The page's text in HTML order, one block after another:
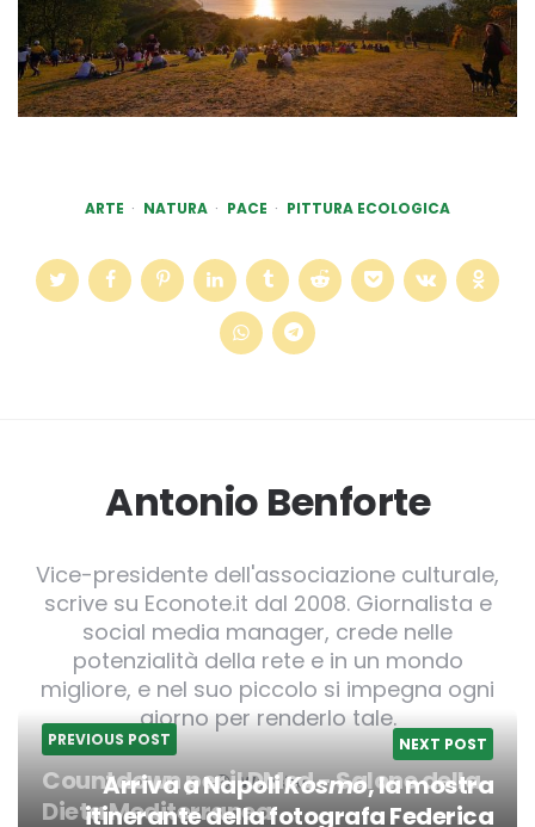
ARTE NATURA PACE PITTURA ECOLOGICA
Antonio Benforte
Vice-presidente dell'associazione culturale,
scrive su Econote.it dal 2008. Giornalista e
social media manager, crede nelle
potenzialità della rete e in un mondo
migliore, e nel suo piccolo si impegna ogni
giorno per renderlo tale.
Website
PREVIOUS POST
Countdown per il DMed - Salone della
Dieta Mediterranea
NEXT POST
Arriva a NapoliKosmo, la mostra
itinerante della fotografa Federica